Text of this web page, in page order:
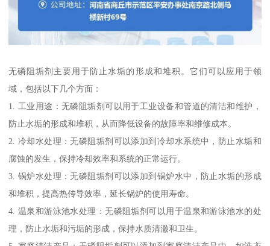
无磷阻垢剂主要用于防止水垢的形成和堆积。它们可以应用于领
域，包括以下几个方面：
1. 工业用途：无磷阻垢剂可以用于工业设备和管道的清洁和维护，
防止水垢的形成和堆积，从而降低设备的故障率和维修成本。
2. 冷却水处理：无磷阻垢剂可以添加到冷却水系统中，防止水垢和
腐蚀的发生，保持冷却效率和系统的正常运行。
3. 锅炉水处理：无磷阻垢剂可以添加到锅炉水中，防止水垢的形成
和堆积，提高热传导效率，延长锅炉的使用寿命。
4. 温泉和游泳池水处理：无磷阻垢剂可以用于温泉和游泳池水的处
理，防止水垢和污垢的形成，保持水质清澈和卫生。